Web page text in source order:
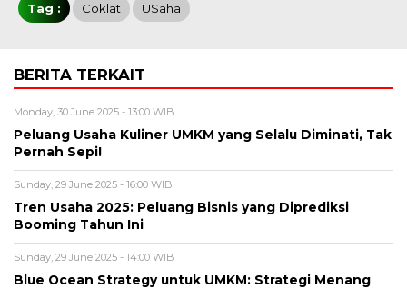
Tag : Coklat USaha
BERITA TERKAIT
Monday, 30 June 2025 - 13:00 WIB
Peluang Usaha Kuliner UMKM yang Selalu Diminati, Tak
Pernah Sepi!
Sunday, 29 June 2025 - 16:00 WIB
Tren Usaha 2025: Peluang Bisnis yang Diprediksi
Booming Tahun Ini
Sunday, 29 June 2025 - 14:00 WIB
Blue Ocean Strategy untuk UMKM: Strategi Menang